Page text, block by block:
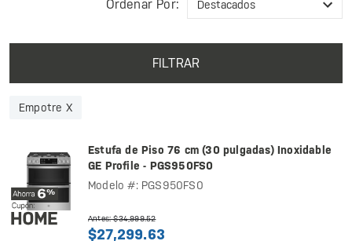
Ordenar Por:
FILTRAR
Empotre X
Estufa de Piso 76 cm (30 pulgadas) Inoxidable
GE Profile - PGS950FS0
Modelo #: PGS950FS0
Antes: $34,999.52
$27,299.63